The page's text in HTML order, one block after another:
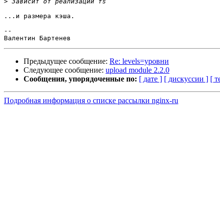
...и размера кэша.
--
Предыдущее сообщение: Re: levels=уровни
Следующее сообщение: upload module 2.2.0
Сообщения, упорядоченные по: [ дате ] [ дискуссии ] [
Подробная информация о списке рассылки nginx-ru